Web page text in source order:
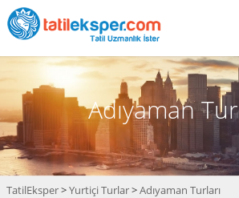
Adıyaman
TatilEksper>Yurtiçi Turlar>Adıyaman Turları